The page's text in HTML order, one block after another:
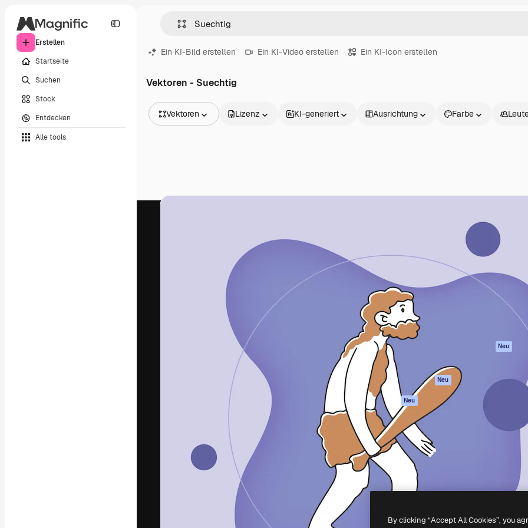
Erstellen
Startseite
Suchen
Stock
Entdecken
Alle tools
Ein KI-Bild erstellen Ein KI-Video erstellen Ein KI-Icon erstellen
Vektoren - Suechtig
Vektoren
Videos
Lizenz KI-generiert Ausrichtung Farbe
Die kreative Plattform, um deine beste
Arbeit zu verwirklichen. Mehr als 1 Million
Abonnenten unter Kreativen, Unternehmen,
Agenturen und Studios.
Deutsch
Produkte
Spaces
KI-Assistent
KI-Bildgenerator
KI-Videogenerator
KI-
Stimmengenerator
Stock-Inhalte
MCP für
Claude/ChatGPT
Neu
Agenten Neu
API
Mobile App
Alle Magnific-Tools
Loslegen
Academy
Dokumentation
Neu
Partner
Unternehmen
Copyright © 2010- Freepik Company S.L.U. Alle Rechte vorbehalten
By clicking “Accept All Cookies”, you